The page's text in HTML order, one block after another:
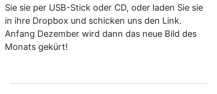
Sie sie per USB-Stick oder CD, oder laden Sie sie
in ihre Dropbox und schicken uns den Link.
Anfang Dezember wird dann das neue Bild des
Monats gekürt!